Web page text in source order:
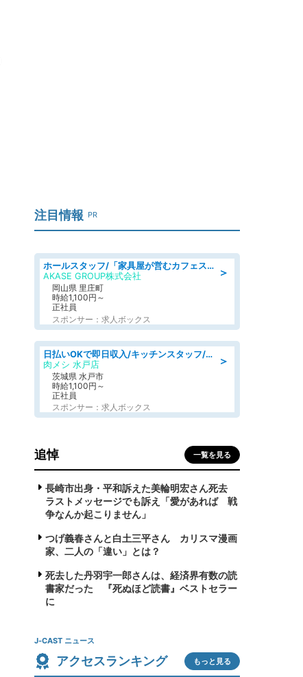
注目情報 PR
＞
ホールスタッフ/「家具屋が営むカフェスタッフ!」週2日～OK!嬉しいまかない付き/岡山県/浅口郡里庄町
AKASE GROUP株式会社
岡山県 里庄町
時給1,100円～
正社員
スポンサー：求人ボックス
＞
日払いOKで即日収入/キッチンスタッフ/「原付免許必須」デリバリー業務など、自己成長可能な幅広い仕事に挑戦!髪型自由&ピアス・ネイルOK/茨城県/水戸市
肉メシ 水戸店
茨城県 水戸市
時給1,100円～
正社員
スポンサー：求人ボックス
追悼 一覧を見る
長崎市出身・平和訴えた美輪明宏さん死去
ラストメッセージでも訴え「愛があれば 戦
争なんか起こりません」
つげ義春さんと白土三平さん カリスマ漫画
家、二人の「違い」とは？
死去した丹羽宇一郎さんは、経済界有数の読
書家だった 『死ぬほど読書』ベストセラー
に
J-CAST ニュース
アクセスランキング もっと見る